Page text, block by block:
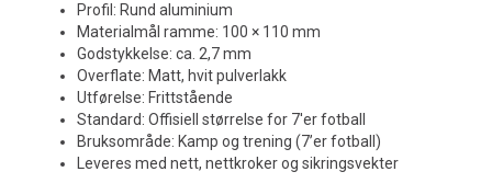
Profil: Rund aluminium
Materialmål ramme: 100 × 110 mm
Godstykkelse: ca. 2,7 mm
Overflate: Matt, hvit pulverlakk
Utførelse: Frittstående
Standard: Offisiell størrelse for 7'er fotball
Bruksområde: Kamp og trening (7’er fotball)
Leveres med nett, nettkroker og sikringsvekter